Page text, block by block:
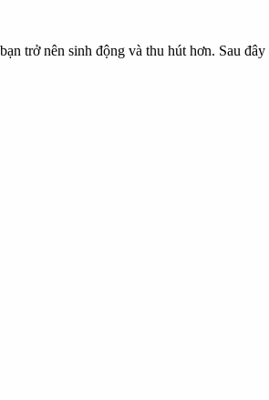
trở nên sinh động và thu hút hơn. Sau